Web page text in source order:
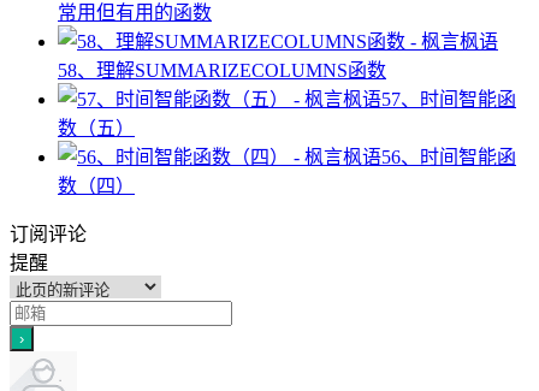
常用但有用的函数
58、理解SUMMARIZECOLUMNS函数
57、时间智能函
数（五）
56、时间智能函
数（四）
订阅评论
提醒